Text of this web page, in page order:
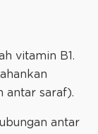
vitamin B1.
antar saraf).
antar